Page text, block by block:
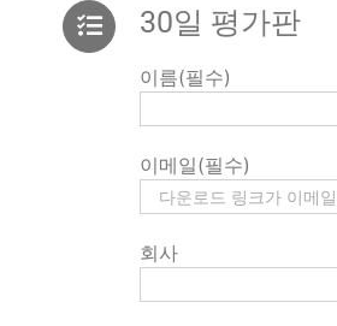
30일 평가판
이름(필수)
이메일(필수)
회사